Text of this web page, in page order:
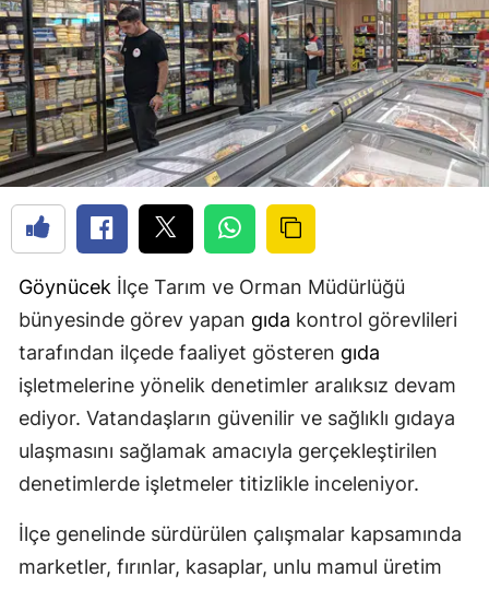
Göynücek İlçe Tarım ve Orman Müdürlüğü
bünyesinde görev yapan gıda kontrol görevlileri
tarafından ilçede faaliyet gösteren gıda
işletmelerine yönelik denetimler aralıksız devam
ediyor. Vatandaşların güvenilir ve sağlıklı gıdaya
ulaşmasını sağlamak amacıyla gerçekleştirilen
denetimlerde işletmeler titizlikle inceleniyor.
İlçe genelinde sürdürülen çalışmalar kapsamında
marketler, fırınlar, kasaplar, unlu mamul üretim